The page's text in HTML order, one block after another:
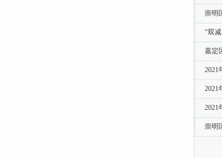
崇明
“双
嘉定
2021
2021
2021
崇明